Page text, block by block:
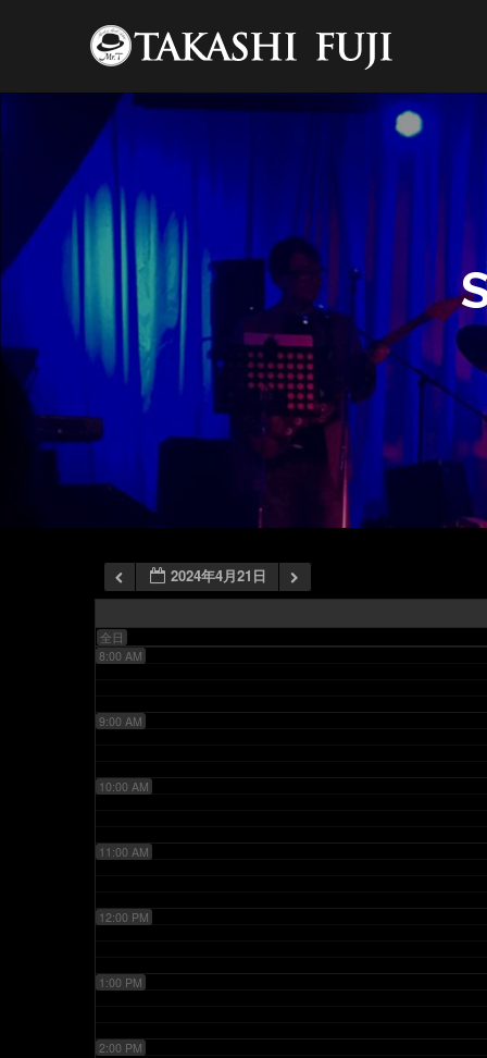
ツ
2024年4月21日
全日
12:00 AM
1:00 AM
2:00 AM
3:00 AM
4:00 AM
6:00 AM
7:00 AM
8:00 AM
9:00 AM
10:00 AM
11:00 AM
12:00 PM
1:00 PM
2:00 PM